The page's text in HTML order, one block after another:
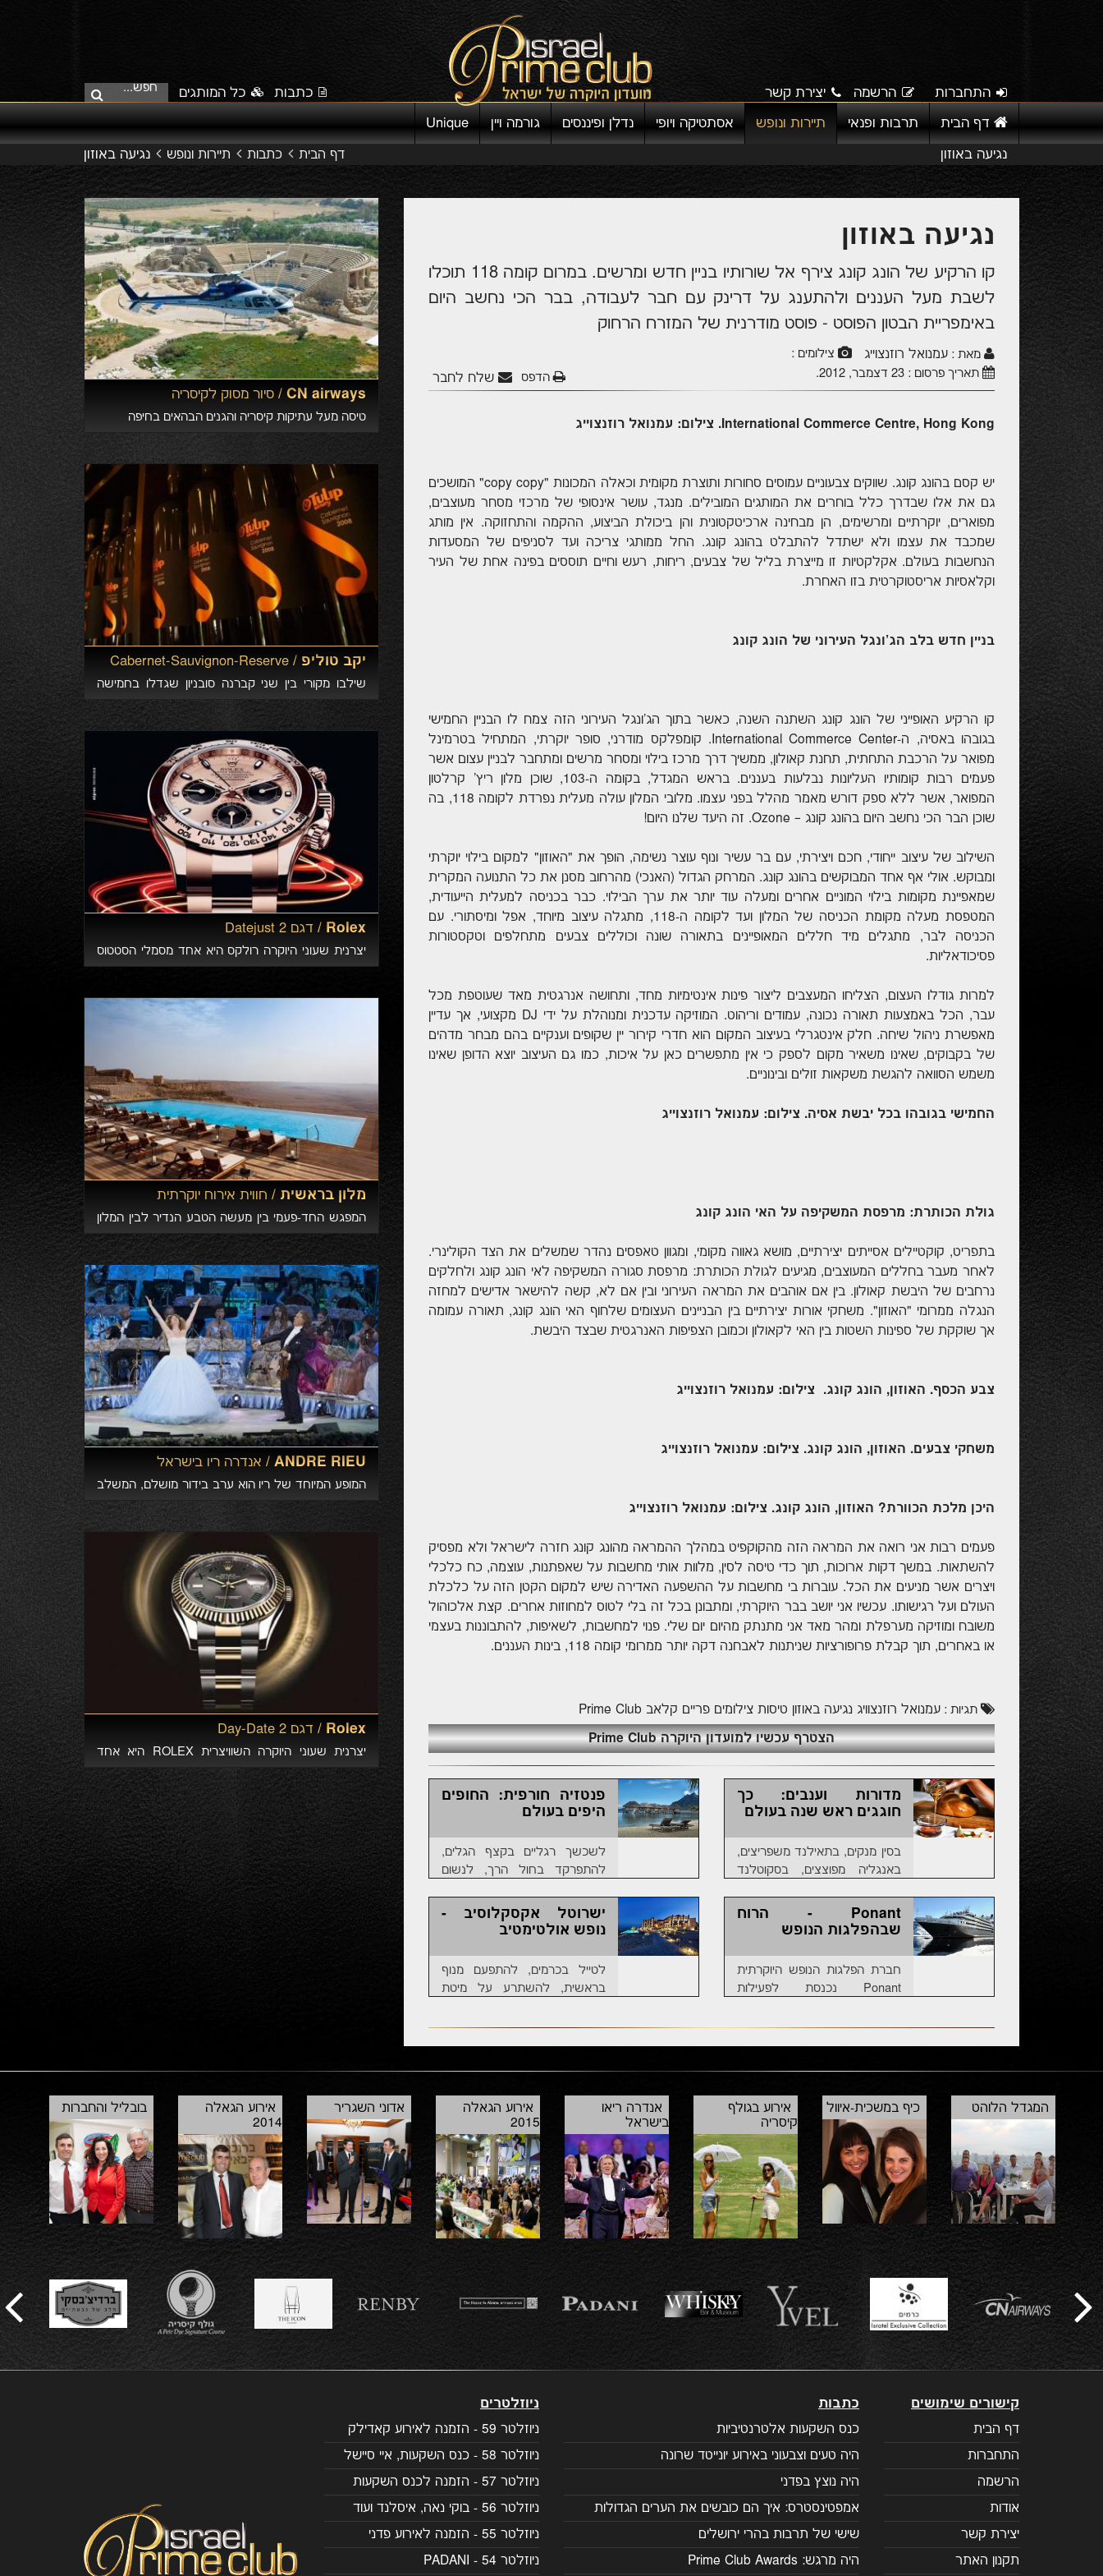
התחברות הרשמה יצירת קשר כתבות כל המותגים חפש...
דף הבית תרבות ופנאי תיירות ונופש אסתטיקה ויופי נדלן ופיננסים גורמה ויין
Unique
נגיעה באוזון
דף הבית כתבות תיירות ונופש נגיעה באוזון
נגיעה באוזון
קו הרקיע של הונג קונג צירף אל שורותיו בניין חדש ומרשים. במרום קומה 118 תוכלו
לשבת מעל העננים ולהתענג על דרינק עם חבר לעבודה, בבר הכי נחשב היום
באימפריית הבטון הפוסט - פוסט מודרנית של המזרח הרחוק
מאת : עמנואל רוזנצוייג
צילומים :
תאריך פרסום : 23 דצמבר, 2012 . שלח לחבר הדפס
International Commerce Centre, Hong Kong. צילום: עמנואל רוזנצוייג
יש קסם בהונג קונג. שווקים צבעוניים עמוסים סחורות ותוצרת מקומית וכאלה המכונות "copy copy" המושכים
גם את אלו שבדרך כלל בוחרים את המותגים המובילים. מנגד, עושר אינסופי של מרכזי מסחר מעוצבים,
מפוארים, יוקרתיים ומרשימים, הן מבחינה ארכיטקטונית והן ביכולת הביצוע, ההקמה והתחזוקה. אין מותג
שמכבד את עצמו ולא ישתדל להתבלט בהונג קונג. החל ממותגי צריכה ועד לסניפים של המסעדות
הנחשבות בעולם. אקלקטיות זו מייצרת בליל של צבעים, ריחות, רעש וחיים תוססים בפינה אחת של העיר
וקלאסיות אריסטוקרטית בזו האחרת.
בניין חדש בלב הג'ונגל העירוני של הונג קונג
קו הרקיע האופייני של הונג קונג השתנה השנה, כאשר בתוך הג'ונגל העירוני הזה צמח לו הבניין החמישי
בגובהו באסיה, ה-International Commerce Center. קומפלקס מודרני, סופר יוקרתי, המתחיל בטרמינל
מפואר על הרכבת התחתית, תחנת קאולון, ממשיך דרך מרכז בילוי ומסחר מרשים ומתחבר לבניין עצום אשר
פעמים רבות קומותיו העליונות נבלעות בעננים. בראש המגדל, בקומה ה-103, שוכן מלון ריץ' קרלטון
המפואר, אשר ללא ספק דורש מאמר מהלל בפני עצמו. מלובי המלון עולה מעלית נפרדת לקומה 118, בה
שוכן הבר הכי נחשב היום בהונג קונג – Ozone. זה היעד שלנו היום!
השילוב של עיצוב ייחודי, חכם ויצירתי, עם בר עשיר ונוף עוצר נשימה, הופך את "האוזון" למקום בילוי יוקרתי
ומבוקש. אולי אף אחד המבוקשים בהונג קונג. המרחק הגדול (האנכי) מהרחוב מסנן את כל התנועה המקרית
שמאפיינת מקומות בילוי המוניים אחרים ומעלה עוד יותר את ערך הבילוי. כבר בכניסה למעלית הייעודית,
המטפסת מעלה מקומת הכניסה של המלון ועד לקומה ה-118, מתגלה עיצוב מיוחד, אפל ומיסתורי. עם
הכניסה לבר, מתגלים מיד חללים המאופיינים בתאורה שונה וכוללים צבעים מתחלפים וטקסטורות
פסיכודאליות.
למרות גודלו העצום, הצליחו המעצבים ליצור פינות אינטימיות מחד, ותחושה אנרגטית מאד שעוטפת מכל
עבר, הכל באמצעות תאורה נכונה, עמודים וריהוט. המוזיקה עדכנית ומנוהלת על ידי DJ מקצועי, אך עדיין
מאפשרת ניהול שיחה. חלק אינטגרלי בעיצוב המקום הוא חדרי קירור יין שקופים וענקיים בהם מבחר מדהים
של בקבוקים, שאינו משאיר מקום לספק כי אין מתפשרים כאן על איכות, כמו גם העיצוב יוצא הדופן שאינו
משמש הסוואה להגשת משקאות זולים ובינוניים.
החמישי בגובהו בכל יבשת אסיה. צילום: עמנואל רוזנצוייג
גולת הכותרת: מרפסת המשקיפה על האי הונג קונג
בתפריט, קוקטיילים אסייתים יצירתיים, מושא גאווה מקומי, ומגוון טאפסים נהדר שמשלים את הצד הקולינרי.
לאחר מעבר בחללים המעוצבים, מגיעים לגולת הכותרת: מרפסת סגורה המשקיפה לאי הונג קונג ולחלקים
נרחבים של היבשת קאולון. בין אם אוהבים את המראה העירוני ובין אם לא, קשה להישאר אדישים למחזה
הנגלה ממרומי "האוזון". משחקי אורות יצירתיים בין הבניינים העצומים שלחוף האי הונג קונג, תאורה עמומה
אך שוקקת של ספינות השטות בין האי לקאולון וכמובן הצפיפות האנרגטית שבצד היבשת.
צבע הכסף. האוזון, הונג קונג. צילום: עמנואל רוזנצוייג
משחקי צבעים. האוזון, הונג קונג. צילום: עמנואל רוזנצוייג
היכן מלכת הכוורת? האוזון, הונג קונג. צילום: עמנואל רוזנצוייג
פעמים רבות אני רואה את המראה הזה מהקוקפיט במהלך ההמראה מהונג קונג חזרה לישראל ולא מפסיק
להשתאות. במשך דקות ארוכות, תוך כדי טיסה לסין, מלוות אותי מחשבות על שאפתנות, עוצמה, כח כלכלי
ויצרים אשר מניעים את הכל. עוברות בי מחשבות על ההשפעה האדירה שיש למקום הקטן הזה על כלכלת
העולם ועל רגישותו. עכשיו אני יושב בבר היוקרתי, ומתבונן בכל זה בלי לטוס למחוזות אחרים. קצת אלכוהול
משובח ומוזיקה מערפלת ומהר מאד אני מתנתק מהיום יום שלי. פנוי למחשבות, לשאיפות, להתבוננות בעצמי
או באחרים, תוך קבלת פרופורציות שניתנות לאבחנה דקה יותר ממרומי קומה 118, בינות העננים.
תגיות : עמנואל רוזנצוויג נגיעה באוזון טיסות צילומים פריים קלאב
הצטרף עכשיו למועדון היוקרה Prime Club
מדורות וענבים: כך
חוגגים ראש שנה בעולם
בסין מנקים, בתאילנד משפריצים,
באנגליה מפוצצים, בסקוטלנד
אוכלים עוגה, בספרד ענבים
ובברזיל עדשים. למה? תקראו
פנטזיה חורפית: החופים
היפים בעולם
לשכשך רגליים בקצף הגלים,
להתפרקד בחול הרך, לנשום
אינסופית; לנפוש בגן עדן: החופים
שלא תרצו לחזור מהם
Ponant - הרוח
שבהפלגות הנופש
חברת הפלגות הנופש היוקרתית
Ponant נכנסת לפעילות
ליעדים אקזוטיים בעולם, אין סיכוי
ישרוטל אקסקלוסיב -
נופש אולטימטיב
לטייל בכרמים, להתפעם מנוף
בראשית, להשתרע על מיטת
באחוזה מפוארת. מתי עשית זאת
CN airways / סיור מסוק לקיסריה
טיסה מעל עתיקות קיסריה והגנים הבהאים בחיפה
יקב טוליפ /
שילבו מקורי בין שני קברנה סובניון שגדלו בחמישה
כרמים שונים
Rolex / דגם Datejust 2
יצרנית שעוני היוקרה רולקס היא אחד מסמלי הסטטוס
המוכרים והנחשקים בעולם.
מלון בראשית / חווית אירוח יוקרתית
המפגש החד-פעמי בין מעשה הטבע הנדיר לבין המלון
המעוצב בסגנון מדברי, יוצר תפיסת אירוח שנוגעת בכל
החושים ומעניקה לאורחים חוויה מפעימה.
ANDRE RIEU / אנדרה ריו בישראל
המופע המיוחד של ריו הוא ערב בידור מושלם, המשלב
קטעי מוזיקה רומנטיים מפורסמים ממחזות זמר, סרטים,
אופרות, שירי עם ומוזיקת וואלס עם טוויסטים שנונים,
הרבה הפתעות והומור. הופעתו בישראל היא חלק
מסיבוב הופעות בינלאומי של קונצרטים ענקיים
המתקיימים בכל רחבי אירופה, ארצות הברית, קנדה, יפן
ואוסטרליה (כ-100 קונצרטים בשנה), כולם מלאים עד
אפס מקום. למעלה מ- 600,000 איש צופים בכל שנה
בהופעות אותם מקיים ריו בכל רחבי העולם.
Rolex / דגם Day-Date 2
יצרנית שעוני היוקרה השוויצרית ROLEX היא אחד
מסמלי הסטטוס המוכרים והנחשקים בעולם. שעון מדגם
Day-Date 2
בובליל והחברות
אירוע הגאלה
2014
אדוני השגריר
אירוע הגאלה
2015
אנדרה ריאו
בישראל
אירוע בגולף
קיסריה
כיף במשכית-איוול המגדל הלוהט
קישורים שימושים
דף הבית
התחברות
הרשמה
אודות
יצירת קשר
תקנון האתר
כתבות
כנס השקעות אלטרנטיביות
היה טעים וצבעוני באירוע יונייטד שרונה
היה נוצץ בפדני
אמפטינסטרס: איך הם כובשים את הערים הגדולות
שישי של תרבות בהרי ירושלים
היה מרגש: Prime Club Awards
ניוזלטרים
ניוזלטר 59 - הזמנה לאירוע קאדילק
ניוזלטר 58 - כנס השקעות, איי סיישל
ניוזלטר 57 - הזמנה לכנס השקעות
ניוזלטר 56 - בוקי נאה, איסלנד ועוד
ניוזלטר 55 - הזמנה לאירוע פדני
ניוזלטר 54 - PADANI